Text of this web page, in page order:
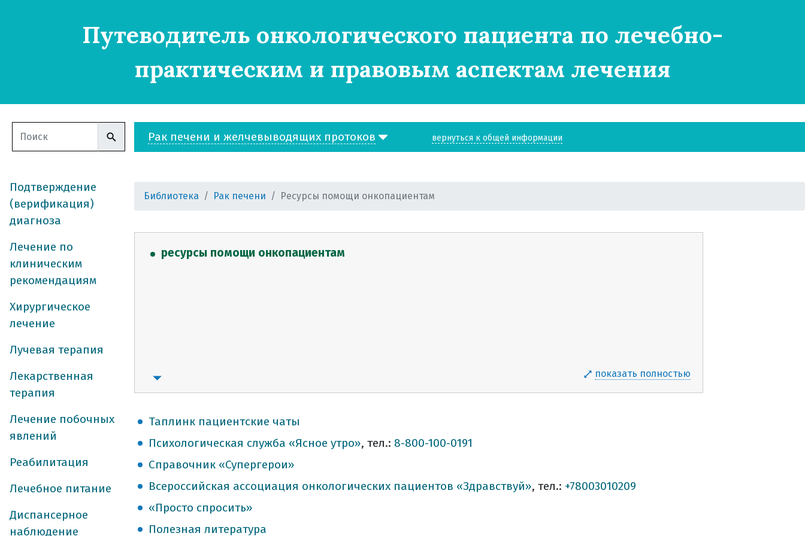
Путеводитель онкологического пациента по лечебно-
практическим и правовым аспектам лечения
Подтверждение
(верификация)
диагноза
Лечение по
клиническим
рекомендациям
Хирургическое
лечение
Лучевая терапия
Лекарственная
терапия
Лечение побочных
явлений
Реабилитация
Лечебное питание
Диспансерное
наблюдение
Рак печени и желчевыводящих протоков вернуться к общей информации
Библиотека Рак печени Ресурсы помощи онкопациентам
ресурсы помощи онкопациентам
показать полностью
Таплинк пациентские чаты
Психологическая служба «Ясное утро», тел.: 8-800-100-0191
Справочник «Супергерои»
Всероссийская ассоциация онкологических пациентов «Здравствуй», тел.: +78003010209
«Просто спросить»
Полезная литература